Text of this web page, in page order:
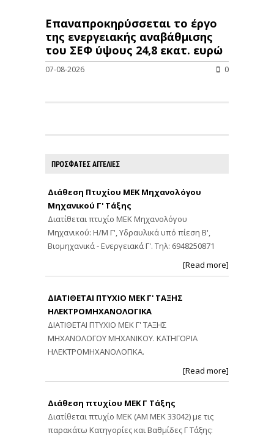
Επαναπροκηρύσσεται το έργο
της ενεργειακής αναβάθμισης
του ΣΕΦ ύψους 24,8 εκατ. ευρώ
07-08-2026 0
ΠΡΟΣΦΑΤΕΣ ΑΓΓΕΛΙΕΣ
Διάθεση Πτυχίου ΜΕΚ Μηχανολόγου
Μηχανικού Γ' Τάξης
Διατίθεται πτυχίο ΜΕΚ Μηχανολόγου
Μηχανικού: Η/Μ Γ', Υδραυλικά υπό πίεση Β',
Βιομηχανικά - Ενεργειακά Γ'. Τηλ: 6948250871
[Read more]
ΔΙΑΤΙΘΕΤΑΙ ΠΤΥΧΙΟ ΜΕΚ Γ' ΤΑΞΗΣ
ΗΛΕΚΤΡΟΜΗΧΑΝΟΛΟΓΙΚΑ
ΔΙΑΤΙΘΕΤΑΙ ΠΤΥΧΙΟ ΜΕΚ Γ' ΤΑΞΗΣ
ΜΗΧΑΝΟΛΟΓΟΥ ΜΗΧΑΝΙΚΟΥ. ΚΑΤΗΓΟΡΙΑ
ΗΛΕΚΤΡΟΜΗΧΑΝΟΛΟΓΙΚΑ.
[Read more]
Διάθεση πτυχίου ΜΕΚ Γ Τάξης
Διατίθεται πτυχίο ΜΕΚ (ΑΜ ΜΕΚ 33042) με τις
παρακάτω Κατηγορίες και Βαθμίδες Γ Τάξης: